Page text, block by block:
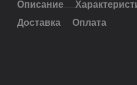
Описание
Доставка
Оплата